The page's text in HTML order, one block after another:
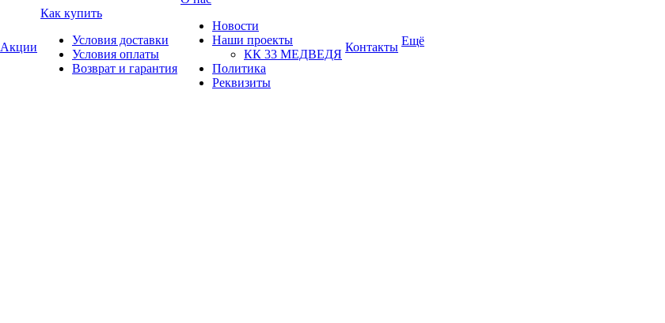
Акции
Как купить
Условия доставки
Условия оплаты
Возврат и гарантия
Новости
Наши проекты
КК 33 МЕДВЕДЯ
Политика
Реквизиты
Контакты Ещё